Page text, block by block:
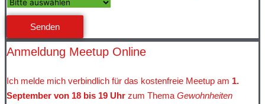
Senden
Anmeldung Meetup Online
Ich melde mich verbindlich für das kostenfreie Meetup am 1.
September von 18 bis 19 Uhr zum Thema Gewohnheiten